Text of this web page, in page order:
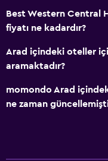
Best Western Central
fiyatı ne kadardır?
Arad içindeki oteller
aramaktadır?
momondo Arad
ne zaman